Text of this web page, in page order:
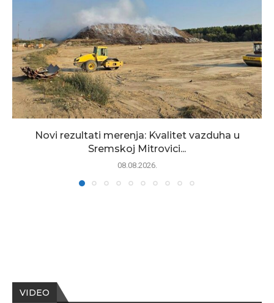
Novi rezultati merenja: Kvalitet vazduha u
Sremskoj Mitrovici...
08.08.2026.
VIDEO